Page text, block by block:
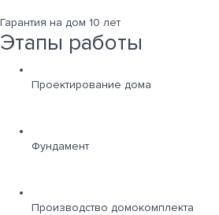
Гарантия на дом 10 лет
Этапы работы
Проектирование дома
Фундамент
Производство домокомплекта